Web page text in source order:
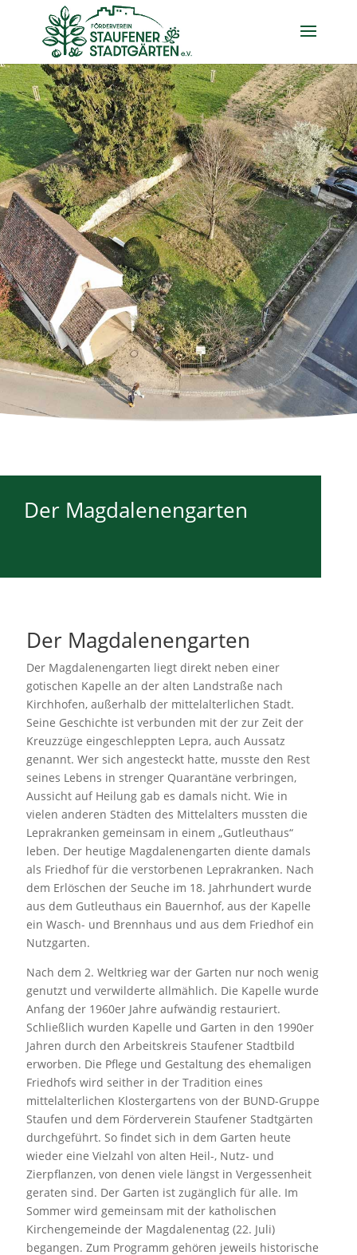
Der Magdalenengarten
Der Magdalenengarten
Der Magdalenengarten liegt direkt neben einer
gotischen Kapelle an der alten Landstraße nach
Kirchhofen, außerhalb der mittelalterlichen Stadt.
Seine Geschichte ist verbunden mit der zur Zeit der
Kreuzzüge eingeschleppten Lepra, auch Aussatz
genannt. Wer sich angesteckt hatte, musste den Rest
seines Lebens in strenger Quarantäne verbringen,
Aussicht auf Heilung gab es damals nicht. Wie in
vielen anderen Städten des Mittelalters mussten die
Leprakranken gemeinsam in einem „Gutleuthaus“
leben. Der heutige Magdalenengarten diente damals
als Friedhof für die verstorbenen Leprakranken. Nach
dem Erlöschen der Seuche im 18. Jahrhundert wurde
aus dem Gutleuthaus ein Bauernhof, aus der Kapelle
ein Wasch- und Brennhaus und aus dem Friedhof ein
Nutzgarten.
Nach dem 2. Weltkrieg war der Garten nur noch wenig
genutzt und verwilderte allmählich. Die Kapelle wurde
Anfang der 1960er Jahre aufwändig restauriert.
Schließlich wurden Kapelle und Garten in den 1990er
Jahren durch den Arbeitskreis Staufener Stadtbild
erworben. Die Pflege und Gestaltung des ehemaligen
Friedhofs wird seither in der Tradition eines
mittelalterlichen Klostergartens von der BUND-Gruppe
Staufen und dem Förderverein Staufener Stadtgärten
durchgeführt. So findet sich in dem Garten heute
wieder eine Vielzahl von alten Heil-, Nutz- und
Zierpflanzen, von denen viele längst in Vergessenheit
geraten sind. Der Garten ist zugänglich für alle. Im
Sommer wird gemeinsam mit der katholischen
Kirchengemeinde der Magdalenentag (22. Juli)
begangen. Zum Programm gehören jeweils historische